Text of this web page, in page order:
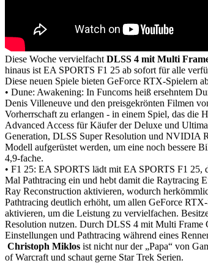
Diese Woche vervielfacht DLSS 4 mit Multi
hinaus ist EA SPORTS F1 25 ab sofort für alle
Diese neuen Spiele bieten GeForce RTX-Spielern
• Dune: Awakening: In Funcoms heiß ersehntem
Denis Villeneuve und den preisgekrönten Filmen
Vorherrschaft zu erlangen - in einem Spiel, das die
Advanced Access für Käufer der Deluxe und
Generation, DLSS Super Resolution und NVIDIA
Modell aufgerüstet werden, um eine noch bessere
4,9-fache.
• F1 25: EA SPORTS lädt mit EA SPORTS F1
Mal Pathtracing ein und hebt damit die Raytracing
Ray Reconstruction aktivieren, wodurch
Pathtracing deutlich erhöht, um allen GeForce
aktivieren, um die Leistung zu vervielfachen.
Resolution nutzen. Durch DLSS 4 mit Multi Frame
Einstellungen und Pathtracing während eines
Christoph Miklos ist nicht nur der „Papa“ von
of Warcraft und schaut gerne Star Trek Serien.